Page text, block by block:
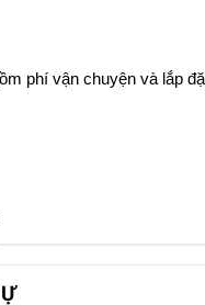
phí vận chuyện và lắp